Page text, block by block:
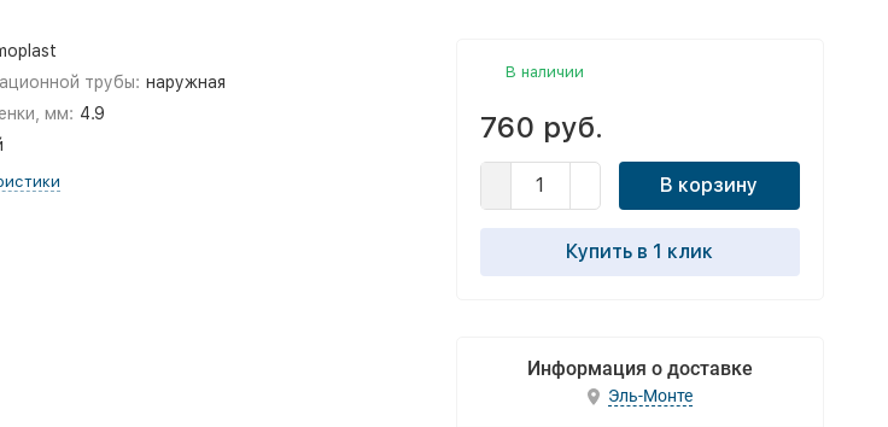
трубы: наружная
мм: 4.9
В наличии
760 руб.
В корзину
Купить в 1 клик
Информация о доставке
Эль-Монте